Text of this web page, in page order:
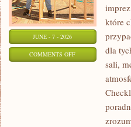
JUNE - 7 - 2026
COMMENTS OFFON
CHECKLISTY
które
dla
sali,